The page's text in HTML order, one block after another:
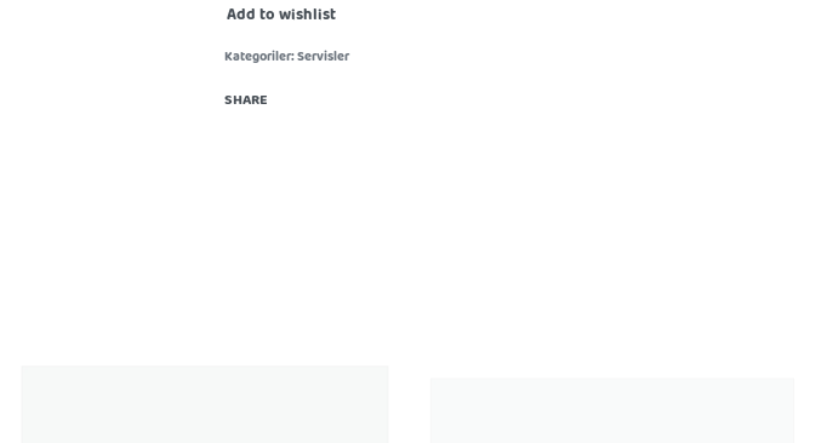
Add to wishlist
Kategoriler:Servisler
SHARE